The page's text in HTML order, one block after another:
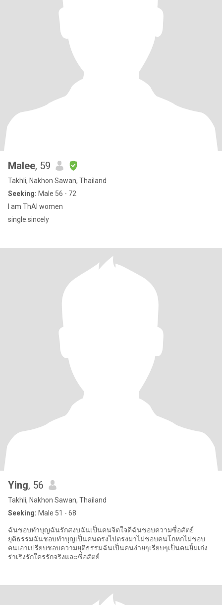
Malee, 59
Takhli, Nakhon Sawan, Thailand
Seeking: Male 56 - 72
I am ThAI women
single.sincely
Ying, 56
Takhli, Nakhon Sawan, Thailand
Seeking: Male 51 - 68
ฉันชอบทำบุญฉันรักสงบฉันเป็นคนจิตใจดีฉันชอบความซื่อสัตย์
ยุติธรรมฉันชอบทำบุญเป็นคนตรงไปตรงมาไม่ชอบคนโกหกไม่ชอบ
คนเอาเปรียบชอบความยุติธรรมฉันเป็นคนง่ายๆเรียบๆเป็นคนยิ้มเก่ง
ร่าเริงรักใครรักจริงและซื่อสัตย์